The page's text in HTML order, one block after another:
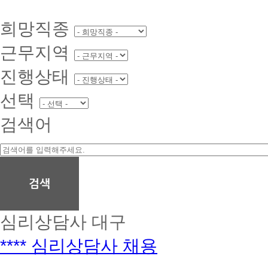
희망직종
근무지역
진행상태
선택
검색어
심리상담사 대구
**** 심리상담사 채용